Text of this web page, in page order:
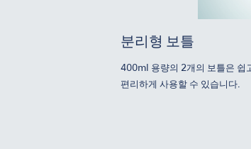
분리형 보틀
400ml 용량의 2개의 보틀은 쉽
편리하게 사용할 수 있습니다.